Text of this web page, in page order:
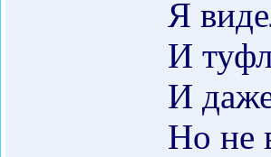
Я
И
И
Но не